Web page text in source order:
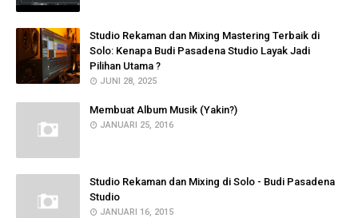
Studio Rekaman dan Mixing Mastering Terbaik di
Solo: Kenapa Budi Pasadena Studio Layak Jadi
Pilihan Utama ?
JUNI 28, 2025
Membuat Album Musik (Yakin?)
JANUARI 25, 2016
Studio Rekaman dan Mixing di Solo - Budi Pasadena
Studio
JANUARI 16, 2015